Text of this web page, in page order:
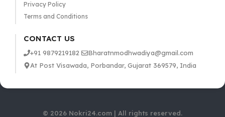
Privacy Policy
Terms and Conditions
CONTACT US
+91 9879219182
Bharatnmodhwadiya@gmail.com
At Post Visawada, Porbandar, Gujarat 369579, India
© 2026 Nokri24.com | All rights reserved.